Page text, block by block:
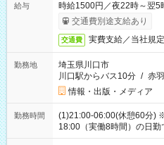
給与
時給1500円／夜22時～翌5
交通費別途支給あり
交通費 実費支給／当社規定
勤務地
埼玉県川口市
川口駅からバス10分 / 赤
情報・出版・メディア
勤務時間
(1)21:00-06:00(休憩60分)
18:00（実働8時間）の日